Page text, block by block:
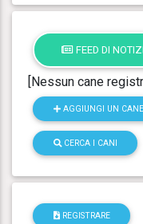
FEED DI
[Nessun cane
AGGIUNGI UN CANE
CERCA I CANI
REGISTRARE